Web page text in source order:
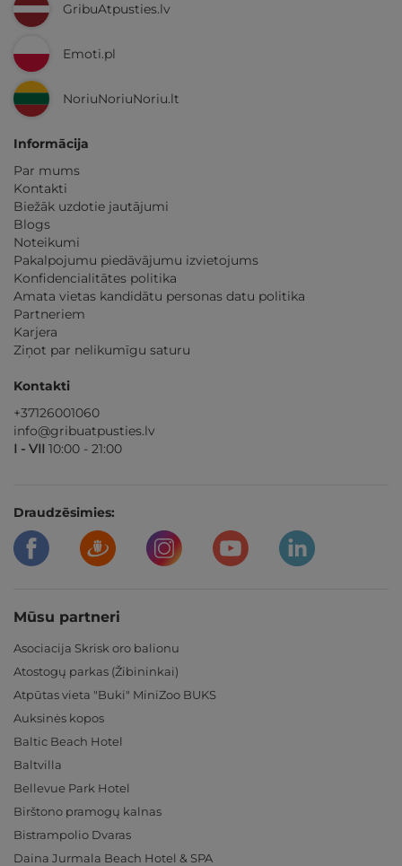
GribuAtpusties.lv
Emoti.pl
NoriuNoriuNoriu.lt
Informācija
Par mums
Kontakti
Biežāk uzdotie jautājumi
Blogs
Noteikumi
Pakalpojumu piedāvājumu izvietojums
Konfidencialitātes politika
Amata vietas kandidātu personas datu politika
Partneriem
Karjera
Ziņot par nelikumīgu saturu
Kontakti
+37126001060
info@gribuatpusties.lv
I - VII 10:00 - 21:00
Draudzēsimies:
Mūsu partneri
Asociacija Skrisk oro balionu
Atostogų parkas (Žibininkai)
Atpūtas vieta "Buki" MiniZoo BUKS
Auksinės kopos
Baltic Beach Hotel
Baltvilla
Bellevue Park Hotel
Birštono pramogų kalnas
Bistrampolio Dvaras
Daina Jurmala Beach Hotel & SPA